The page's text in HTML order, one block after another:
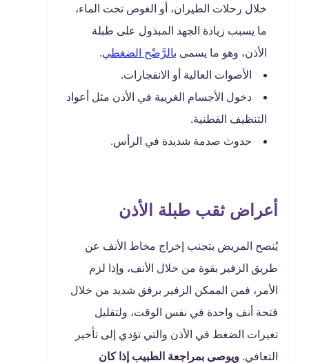
خلال رحلات الطيران، أو الغوص تحت الماء،
ما يسبب زيادة الجهد المبذول على طبلة
الأذن، وهو ما يسمى بالرَّضْح الضغطي.
الأصوات العالية أو الانفجارات.
دخول الأجسام الغريبة في الأذن مثل أعواد
التنظيف القطنية.
حدوث صدمة شديدة في الرأس.
أعراض ثقب طبلة الأذن
يُنصح المريض بتجنب إخراج مخاط الأنف عن
طريق الزفير بقوة من خلال الأنف، وإذا لزم
الأمر، فمن الممكن الزفير برفق شديد من خلال
فتحة أنف واحدة في نفس الوقت، ولتقليل
تغيرات الضغط في الأذن والتي تؤدي إلى تأخير
التعافي. ويوصى بمراجعة الطبيب إذا كان